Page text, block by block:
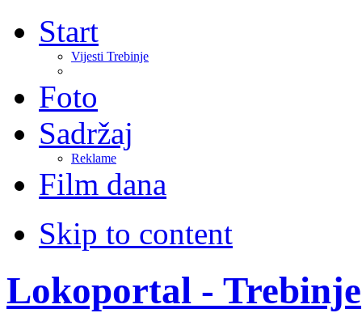
Start
Vijesti Trebinje
Foto
Sadržaj
Reklame
Film dana
Skip to content
Lokoportal - Trebinje